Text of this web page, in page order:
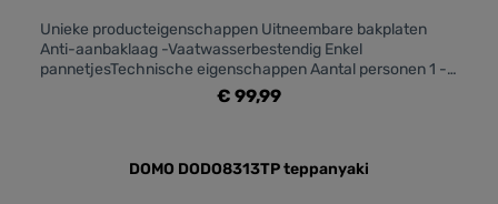
energiebesparend kookt.
Unieke producteigenschappen Uitneembare bakplaten
Anti-aanbaklaag -Vaatwasserbestendig Enkel
pannetjesTechnische eigenschappen Aantal personen 1 -
8Vermogen (W) 1500Afmeting bakplaat bak- of
grilloppervlak (cm) 56,9 x 26,6Materiaal bakplaat
€ 99,99
DOMO DODO8313TP teppanyaki